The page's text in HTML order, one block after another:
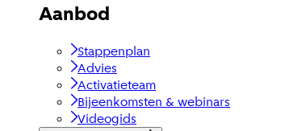
Aanbod
Stappenplan
Advies
Activatieteam
Bijeenkomsten & webinars
Videogids